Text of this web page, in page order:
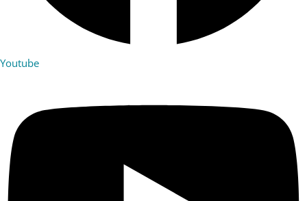
Youtube